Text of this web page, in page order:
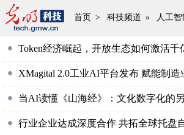
首页 > 科技频道 » 人工
Token经济崛起，开放生态如何激活千
XMagital 2.0工业AI平台发布 赋能制造
当AI读懂《山海经》：文化数字化的
行业企业达成深度合作 共拓全球托盘